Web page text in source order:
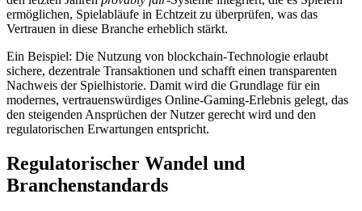
ermöglichen, Spielabläufe in Echtzeit zu überprüfen, was das
Vertrauen in diese Branche erheblich stärkt.
Ein Beispiel: Die Nutzung von blockchain-Technologie erlaubt
sichere, dezentrale Transaktionen und schafft einen transparenten
Nachweis der Spielhistorie. Damit wird die Grundlage für ein
modernes, vertrauenswürdiges Online-Gaming-Erlebnis gelegt, das
den steigenden Ansprüchen der Nutzer gerecht wird und den
regulatorischen Erwartungen entspricht.
Regulatorischer Wandel und
Branchenstandards